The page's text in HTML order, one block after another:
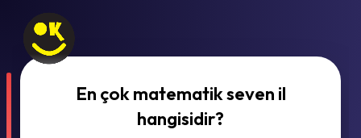
En çok matematik seven il
hangisidir?